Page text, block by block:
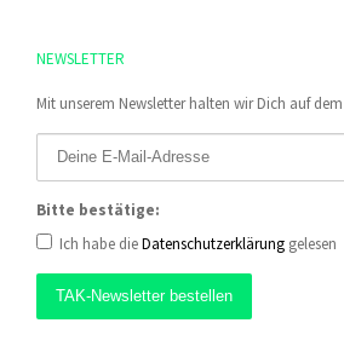
NEWSLETTER
Mit unserem Newsletter halten wir Dich auf
Bitte bestätige:
Ich habe dieDatenschutzerklärung gelesen